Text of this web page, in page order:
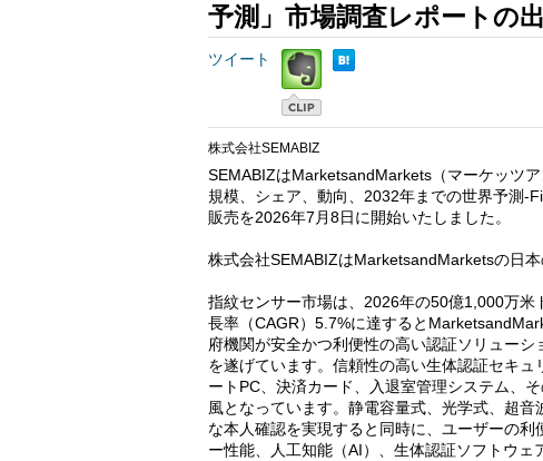
予測」市場調査レポートの
ツイート
株式会社SEMABIZ
SEMABIZはMarketsandMarkets（マーケッツ
規模、シェア、動向、2032年までの世界予測
販売を2026年7月8日に開始いたしました。
株式会社SEMABIZはMarketsandMarketsの日本
指紋センサー市場は、2026年の50億1,000万
長率（CAGR）5.7%に達すると
府機関が安全かつ利便性の高い認証ソリュー
を遂げています。信頼性の高い生体認証セキ
ートPC、決済カード、入退室管理システム、
風となっています。静電容量式、光学式、超
な本人確認を実現すると同時に、ユーザーの
ー性能、人工知能（AI）、生体認証ソフトウ